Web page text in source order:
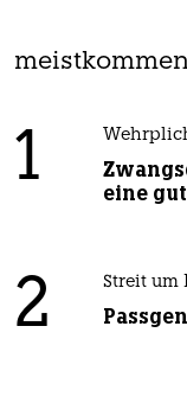
1
eine
2 Streit um